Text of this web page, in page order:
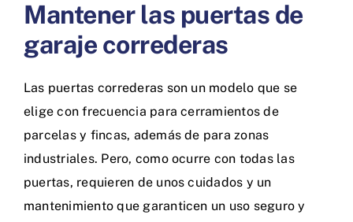
Mantener las puertas de
garaje correderas
Las puertas correderas son un modelo que se
elige con frecuencia para cerramientos de
parcelas y fincas, además de para zonas
industriales. Pero, como ocurre con todas las
puertas, requieren de unos cuidados y un
mantenimiento que garanticen un uso seguro y